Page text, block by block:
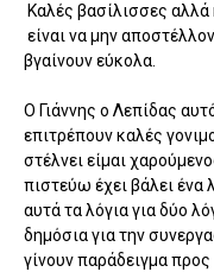
Καλές βασίλισσες αλλά
είναι να μην
βγαίνουν εύκολα.
Ο Γιάννης ο Λεπίδας
επιτρέπουν καλές
στέλνει είμαι
πιστεύω έχει βάλει
αυτά τα λόγια για δύο
δημόσια για την
γίνουν παράδειγμα